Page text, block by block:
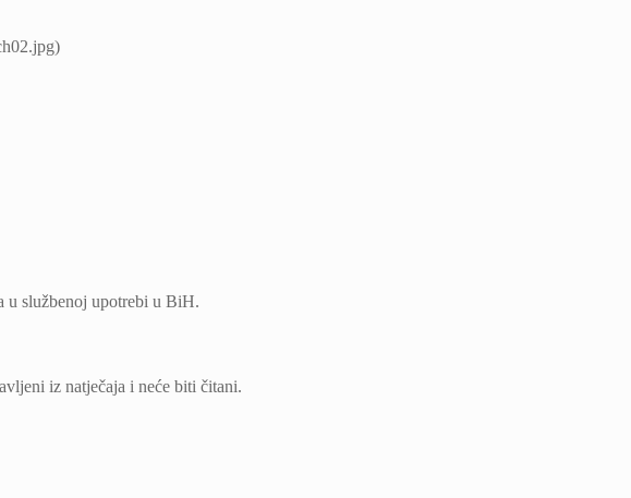
u službenoj upotrebi u BiH.
iz natječaja i neće biti čitani.